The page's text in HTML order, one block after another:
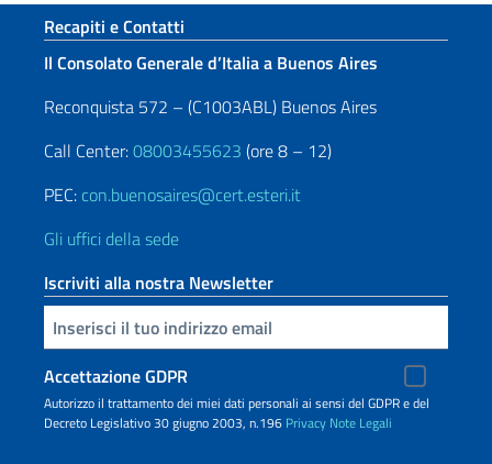
Sezione footer
Recapiti e Contatti
Il Consolato Generale d’Italia a Buenos Aires
Reconquista 572 – (C1003ABL) Buenos Aires
Call Center:08003455623 (ore 8 – 12)
PEC: con.buenosaires@cert.esteri.it
Gli uffici della sede
Iscriviti alla nostra Newsletter
Inserisci la tua email
Accettazione GDPR
Autorizzo il trattamento dei miei dati personali ai sensi del GDPR e del
Decreto Legislativo 30 giugno 2003, n.196 Privacy Note Legali